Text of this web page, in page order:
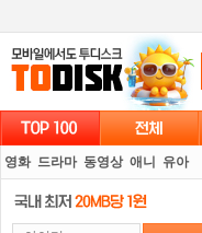
영화 드라마 동영상 애니 유아